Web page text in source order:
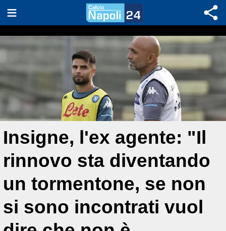
Insigne, l'ex agente: "Il
rinnovo sta diventando
un tormentone, se non
si sono incontrati vuol